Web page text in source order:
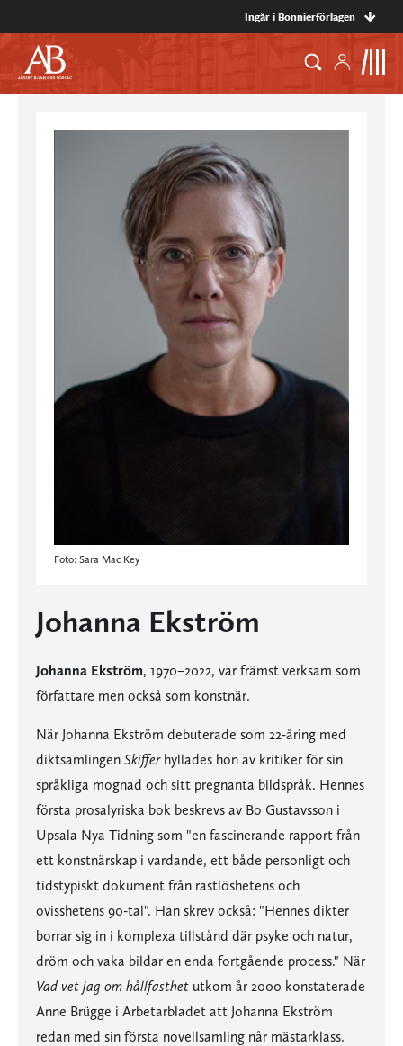
Ingår i Bonnierförlagen
Foto: Sara Mac Key
Johanna Ekström
Johanna Ekström, 1970–2022, var främst verksam som
författare men också som konstnär.
När Johanna Ekström debuterade som 22-åring med
diktsamlingen Skifferhyllades hon av kritiker för sin
språkliga mognad och sitt pregnanta bildspråk. Hennes
första prosalyriska bok beskrevs av Bo Gustavsson i
Upsala Nya Tidning som "en fascinerande rapport från
ett konstnärskap i vardande, ett både personligt och
tidstypiskt dokument från rastlöshetens och
ovisshetens 90-tal". Han skrev också: "Hennes dikter
borrar sig in i komplexa tillstånd där psyke och natur,
dröm och vaka bildar en enda fortgående process." När
Vad vet jag om hållfasthet utkom år 2000 konstaterade
Anne Brügge i Arbetarbladet att Johanna Ekström
redan med sin första novellsamling når mästarklass.